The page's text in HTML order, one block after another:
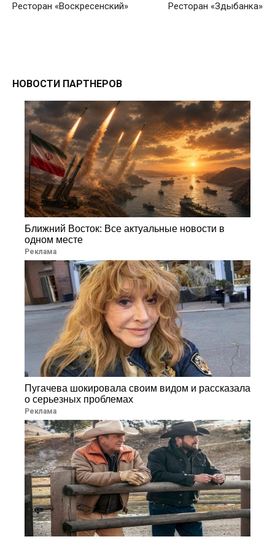
Ресторан «Воскресенский» Ресторан «Здыбанка»
НОВОСТИ ПАРТНЕРОВ
Ближний Восток: Все актуальные новости в
одном месте
Реклама
Пугачева шокировала своим видом и рассказала
о серьезных проблемах
Реклама